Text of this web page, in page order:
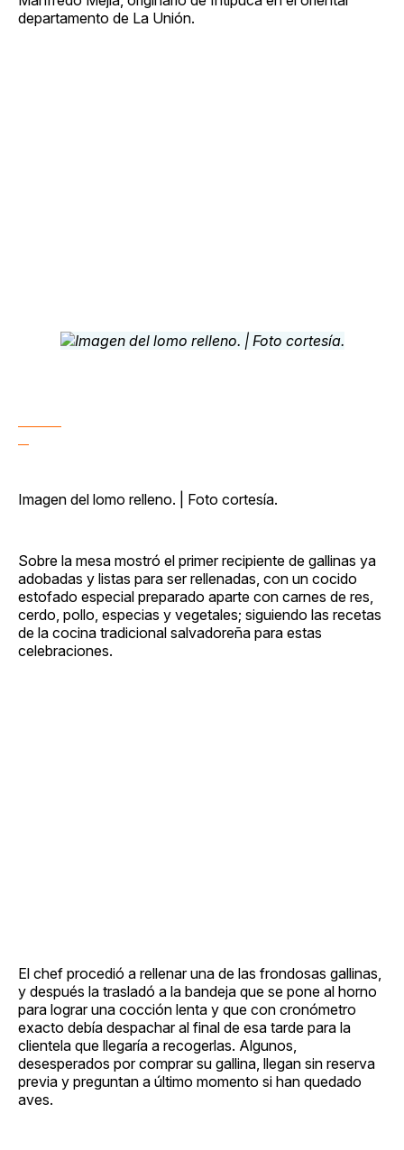
departamento de La Unión.
Imagen del lomo relleno. | Foto cortesía.
Sobre la mesa mostró el primer recipiente de gallinas ya
adobadas y listas para ser rellenadas, con un cocido
estofado especial preparado aparte con carnes de res,
cerdo, pollo, especias y vegetales; siguiendo las recetas
de la cocina tradicional salvadoreña para estas
celebraciones.
El chef procedió a rellenar una de las frondosas gallinas,
y después la trasladó a la bandeja que se pone al horno
para lograr una cocción lenta y que con cronómetro
exacto debía despachar al final de esa tarde para la
clientela que llegaría a recogerlas. Algunos,
desesperados por comprar su gallina, llegan sin reserva
previa y preguntan a último momento si han quedado
aves.